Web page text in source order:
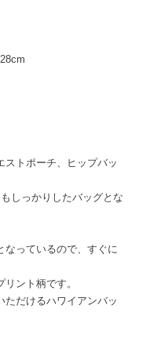
ストポーチ、ヒップバッ
しっかりしたバッグとな
なっているので、すぐに
ント柄です。
ただけるハワイアンバッ